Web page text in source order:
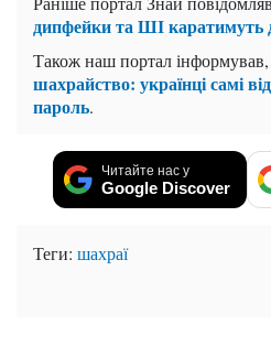
дипфейки та ШІ каратимуть
Також наш портал інформував,
шахрайство: українці самі
пароль.
Читайте нас у
Google Discover
Теги: шахраї